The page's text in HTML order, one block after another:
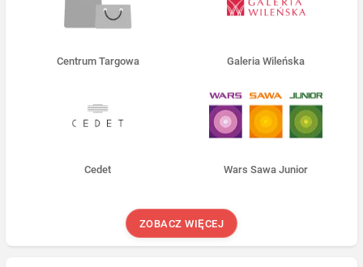
Centrum Targowa Galeria Wileńska
Cedet Wars Sawa Junior
ZOBACZ WIĘCEJ